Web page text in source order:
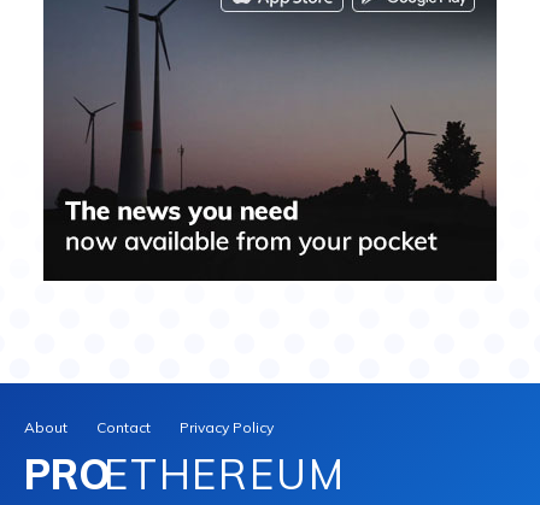
About Contact Privacy Policy
PROETHEREUM